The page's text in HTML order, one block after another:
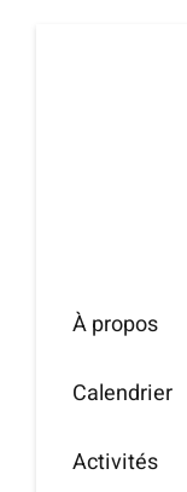
À propos
Calendrier
Activités